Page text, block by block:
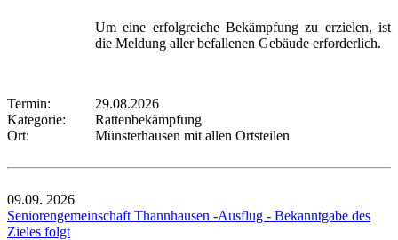
Um eine erfolgreiche Bekämpfung zu erzielen, ist
die Meldung aller befallenen Gebäude erforderlich.
Termin:
29.08.2026
Kategorie:
Rattenbekämpfung
Ort:
Münsterhausen mit allen Ortsteilen
09.09. 2026
Seniorengemeinschaft Thannhausen -Ausflug - Bekanntgabe des
Zieles folgt